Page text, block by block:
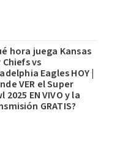
hora juega Kansas
Chiefs vs
Eagles HOY |
VER el Super
2025 EN VIVO y la
GRATIS?